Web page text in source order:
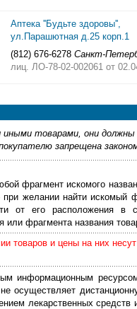
Аптека ''Будьте здоровы'',
ул.Парашютная д.25 корп.1
(812) 676-6278 Санкт-
лиц. ЛО-78-02-002061 от
товарами, они
запрещена
фрагмент искомого
желании найти искомый
от его расположения в
фрагмента названия
товаров и цены на них
информационным
осуществляет
лекарственных